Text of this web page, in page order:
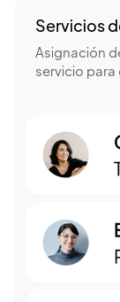
Servicios
Asignación
servicio para